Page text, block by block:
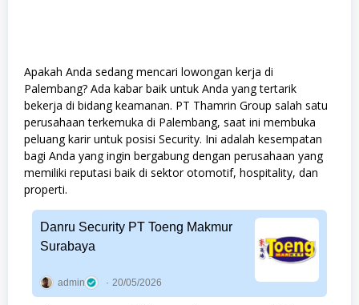
Apakah Anda sedang mencari lowongan kerja di
Palembang? Ada kabar baik untuk Anda yang tertarik
bekerja di bidang keamanan. PT Thamrin Group salah satu
perusahaan terkemuka di Palembang, saat ini membuka
peluang karir untuk posisi Security. Ini adalah kesempatan
bagi Anda yang ingin bergabung dengan perusahaan yang
memiliki reputasi baik di sektor otomotif, hospitality, dan
properti.
Danru Security PT Toeng Makmur
Surabaya
admin 20/05/2026